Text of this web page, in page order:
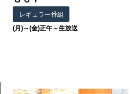
レギュラー番組
(月)～(金)正午～生放送